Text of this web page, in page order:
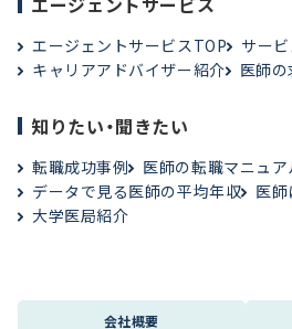
エージェントサービスTOP
サー
キャリアアドバイザー紹介
医師の
知りたい・聞きたい
転職成功事例
医師の転職マニュア
データで見る医師の平均年収
医
大学医局紹介
会社概要